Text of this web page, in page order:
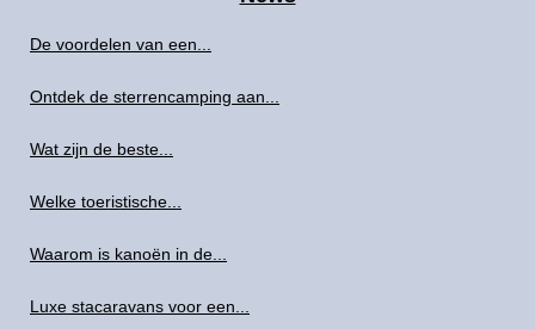
De voordelen van een...
Ontdek de sterrencamping aan...
Wat zijn de beste...
Welke toeristische...
Waarom is kanoën in de...
Luxe stacaravans voor een...